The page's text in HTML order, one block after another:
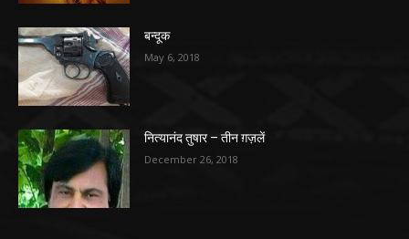
बन्दूक
May 6, 2018
नित्यानंद तुषार – तीन ग़ज़लें
December 26, 2018